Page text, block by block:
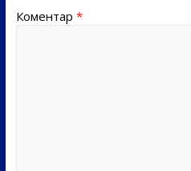
Коментар *